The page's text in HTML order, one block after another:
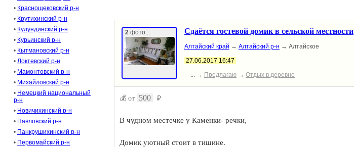
• Краснощековский р-н
• Крутихинский р-н
• Кулундинский р-н
• Курьинский р-н
• Кытмановский р-н
• Локтевский р-н
• Мамонтовский р-н
• Михайловский р-н
• Немецкий национальный
р-н
• Новичихинский р-н
• Павловский р-н
• Панкрушихинский р-н
• Первомайский р-н
2 фото... Сдаётся гостевой домик в сельской местности
Алтайский край → Алтайский р-н → Алтайское
27.06.2017 16:47
... → Предлагаю → Отдых в деревне
💰 от 500 ₽
В чудном местечке у Каменки- речки,
Домик уютный стоит в тишине.